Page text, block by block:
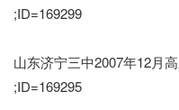
;ID=169299
山东济宁三中2007年12月
;ID=169295